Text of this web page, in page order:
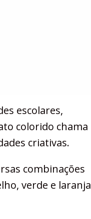
escolares,
colorido chama
criativas.
combinações
verde e laranja